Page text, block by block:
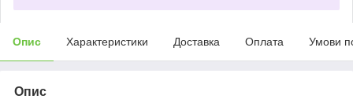
Опис Характеристики Доставка Оплата Умови
Опис